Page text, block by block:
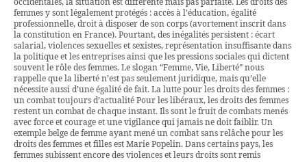
occidentales, la situation est différente mais pas parfaite. Les droits des
femmes y sont légalement protégés : accès à l’éducation, égalité
professionnelle, droit à disposer de son corps (avortement inscrit dans
la constitution en France). Pourtant, des inégalités persistent : écart
salarial, violences sexuelles et sexistes, représentation insuffisante dans
la politique et les entreprises ainsi que les pressions sociales qui dictent
souvent le rôle des femmes. Le slogan “Femme, Vie, Liberté” nous
rappelle que la liberté n’est pas seulement juridique, mais qu’elle
nécessite aussi d’une égalité de fait. La lutte pour les droits des femmes :
un combat toujours d’actualité Pour les libéraux, les droits des femmes
restent un combat de chaque instant. Ils sont le fruit de combats menés
avec force et courage et une vigilance qui jamais ne doit faiblir. Un
exemple belge de femme ayant mené un combat sans relâche pour les
droits des femmes et filles est Marie Popelin. Dans certains pays, les
femmes subissent encore des violences et leurs droits sont remis